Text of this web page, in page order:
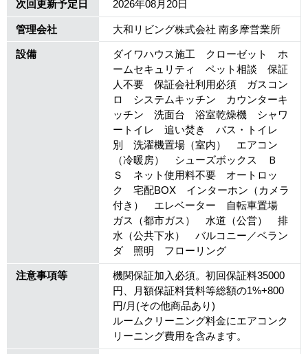
管理会社 大和リビング株式会社 南多摩営業所
次回更新予定日 2026年08月20日
設備
ダイワハウス施工 クローゼット ホ
ームセキュリティ ペット相談 保証
人不要 保証会社利用必須 ガスコン
ロ システムキッチン カウンターキ
ッチン 洗面台 浴室乾燥機 シャワ
ートイレ 追い焚き バス・トイレ
別 洗濯機置場（室内） エアコン
（冷暖房） シューズボックス Ｂ
Ｓ ネット使用料不要 オートロッ
ク 宅配BOX インターホン（カメラ
付き） エレベーター 自転車置場
ガス（都市ガス） 水道（公営） 排
水（公共下水） バルコニー／ベラン
ダ 照明 フローリング
注意事項等
機関保証加入必須。初回保証料35000
円、月額保証料賃料等総額の1%+800
円/月(その他商品あり)
ルームクリーニング料金にエアコンク
リーニング費用を含みます。